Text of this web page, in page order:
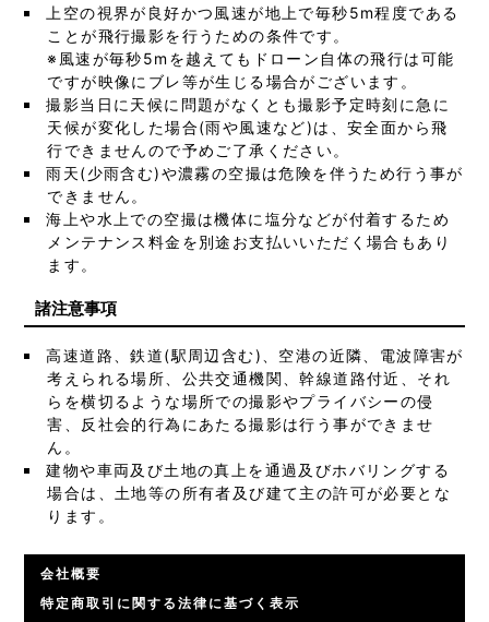
上空の視界が良好かつ風速が地上で毎秒5m程度である
ことが飛行撮影を行うための条件です。
※風速が毎秒5mを越えてもドローン自体の飛行は可能
ですが映像にブレ等が生じる場合がございます。
撮影当日に天候に問題がなくとも撮影予定時刻に急に
天候が変化した場合(雨や風速など)は、安全面から飛
行できませんので予めご了承ください。
雨天(少雨含む)や濃霧の空撮は危険を伴うため行う事が
できません。
海上や水上での空撮は機体に塩分などが付着するため
メンテナンス料金を別途お支払いいただく場合もあり
ます。
諸注意事項
高速道路、鉄道(駅周辺含む)、空港の近隣、電波障害が
考えられる場所、公共交通機関、幹線道路付近、それ
らを横切るような場所での撮影やプライバシーの侵
害、反社会的行為にあたる撮影は行う事ができませ
ん。
建物や車両及び土地の真上を通過及びホバリングする
場合は、土地等の所有者及び建て主の許可が必要とな
ります。
会社概要
特定商取引に関する法律に基づく表示